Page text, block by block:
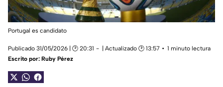
Portugal es candidato
Publicado 31/05/2026 | 🕑 20:31 | Actualizado 🕑 13:57
1 minuto lectura
Escrito por: Ruby Pérez